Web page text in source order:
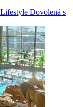
Lifestyle Dovolená s